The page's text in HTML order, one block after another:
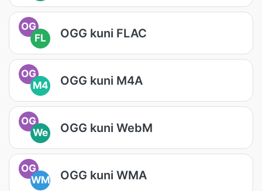
OG
FL
OGG kuni FLAC
OG
M4
OGG kuni M4A
OG
We
OGG kuni WebM
OG
WM
OGG kuni WMA